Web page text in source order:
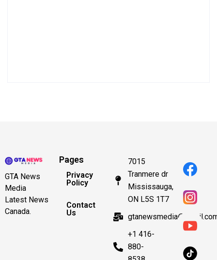
GTA News
Media
Latest News
Canada.
Pages
Privacy
Policy
Contact
Us
7015
Tranmere dr
Mississauga,
ON L5S 1T7
+1 416-
880-